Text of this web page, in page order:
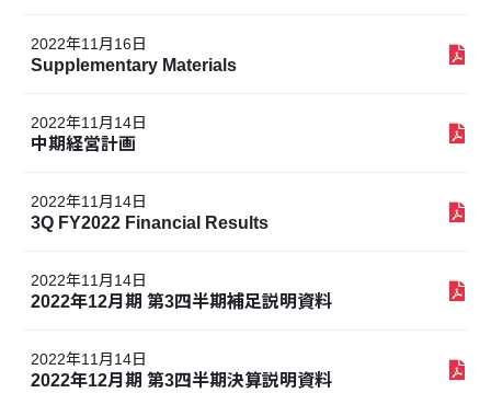
2022年11月16日
Supplementary Materials
2022年11月14日
中期経営計画
2022年11月14日
3Q FY2022 Financial Results
2022年11月14日
2022年12月期 第3四半期補足説明資料
2022年11月14日
2022年12月期 第3四半期決算説明資料